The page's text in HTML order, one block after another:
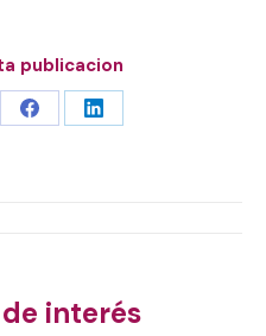
publicacion
Share Share
interés